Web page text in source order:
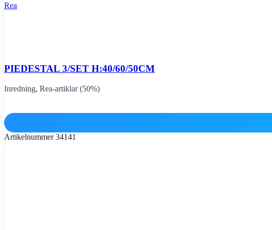
Rea
PIEDESTAL 3/SET H:40/60/50CM
Inredning, Rea-artiklar (50%)
Artikelnummer34141